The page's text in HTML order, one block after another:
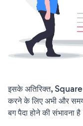
इसके अतिरिक्त,
करने के लिए अभी और
बग पैदा होने की संभावना